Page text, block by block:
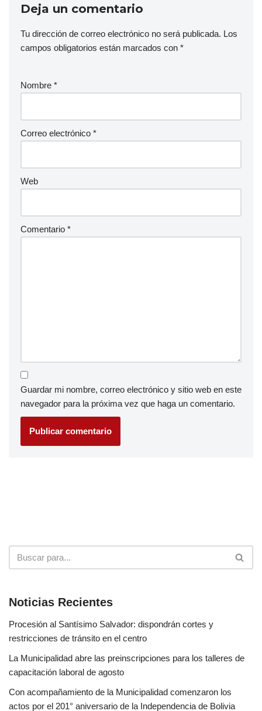
Deja un comentario
Tu dirección de correo electrónico no será publicada. Los
campos obligatorios están marcados con *
Nombre *
Correo electrónico *
Web
Comentario *
Guardar mi nombre, correo electrónico y sitio web en este
navegador para la próxima vez que haga un comentario.
Noticias Recientes
Procesión al Santísimo Salvador: dispondrán cortes y
restricciones de tránsito en el centro
La Municipalidad abre las preinscripciones para los talleres de
capacitación laboral de agosto
Con acompañamiento de la Municipalidad comenzaron los
actos por el 201° aniversario de la Independencia de Bolivia